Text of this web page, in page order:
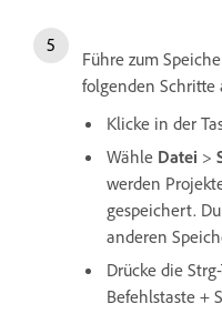
Führe zum
folgenden Schritte
Klicke in der
Wähle Datei >
werden
gespeichert.
anderen
Drücke die
Befehlstaste +